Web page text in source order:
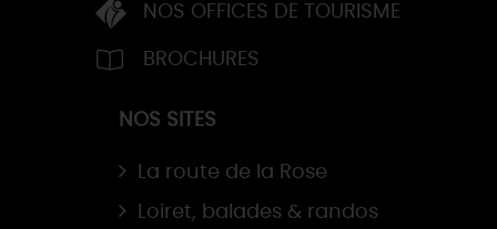
NOS OFFICES DE TOURISME
BROCHURES
NOS SITES
La route de la Rose
Loiret, balades & randos